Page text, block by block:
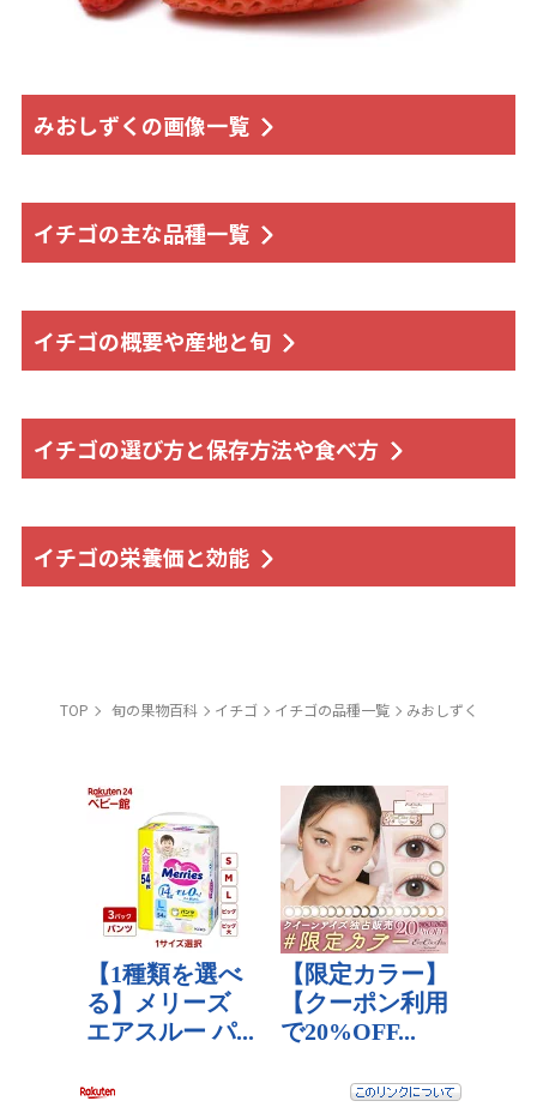
みおしずくの画像一覧
イチゴの主な品種一覧
イチゴの概要や産地と旬
イチゴの選び方と保存方法や食べ方
イチゴの栄養価と効能
TOP 旬の果物百科 イチゴ イチゴの品種一覧 みおしずく